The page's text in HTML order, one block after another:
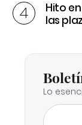
Hito
las
Lo